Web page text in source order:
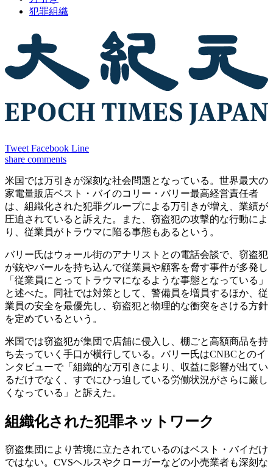
犯罪組織
Tweet Facebook Line
share comments
米国では万引きが深刻な社会問題となっている。世界最大の
家電量販店ベスト・バイのコリー・バリー最高経営責任者
は、組織化された犯罪グループによる万引きが増え、業績が
圧迫されていると訴えた。また、窃盗犯の攻撃的な行動によ
り、従業員がトラウマに陥る事態もあるという。
バリー氏はウォール街のアナリストとの電話会談で、窃盗犯
が銃やバールを持ち込んで従業員や顧客を脅す事件が多発し
「従業員にとってトラウマになるような事態となっている」
と述べた。同社では対策として、警備員を増員するほか、従
業員の安全を最優先し、窃盗犯と物理的な衝突をさける方針
を定めているという。
米国では窃盗犯が集団で店舗に侵入し、棚ごと高額商品を持
ち去っていく手口が横行している。バリー氏はCNBCとのイ
ンタビューで「組織的な万引きにより、収益に影響が出てい
るだけでなく、すでにひっ迫している労働状況がさらに厳し
くなっている」と訴えた。
組織化された犯罪ネットワーク
窃盗集団により苦境に立たされているのはベスト・バイだけ
ではない。CVSヘルスやクローガーなどの小売業者も深刻な